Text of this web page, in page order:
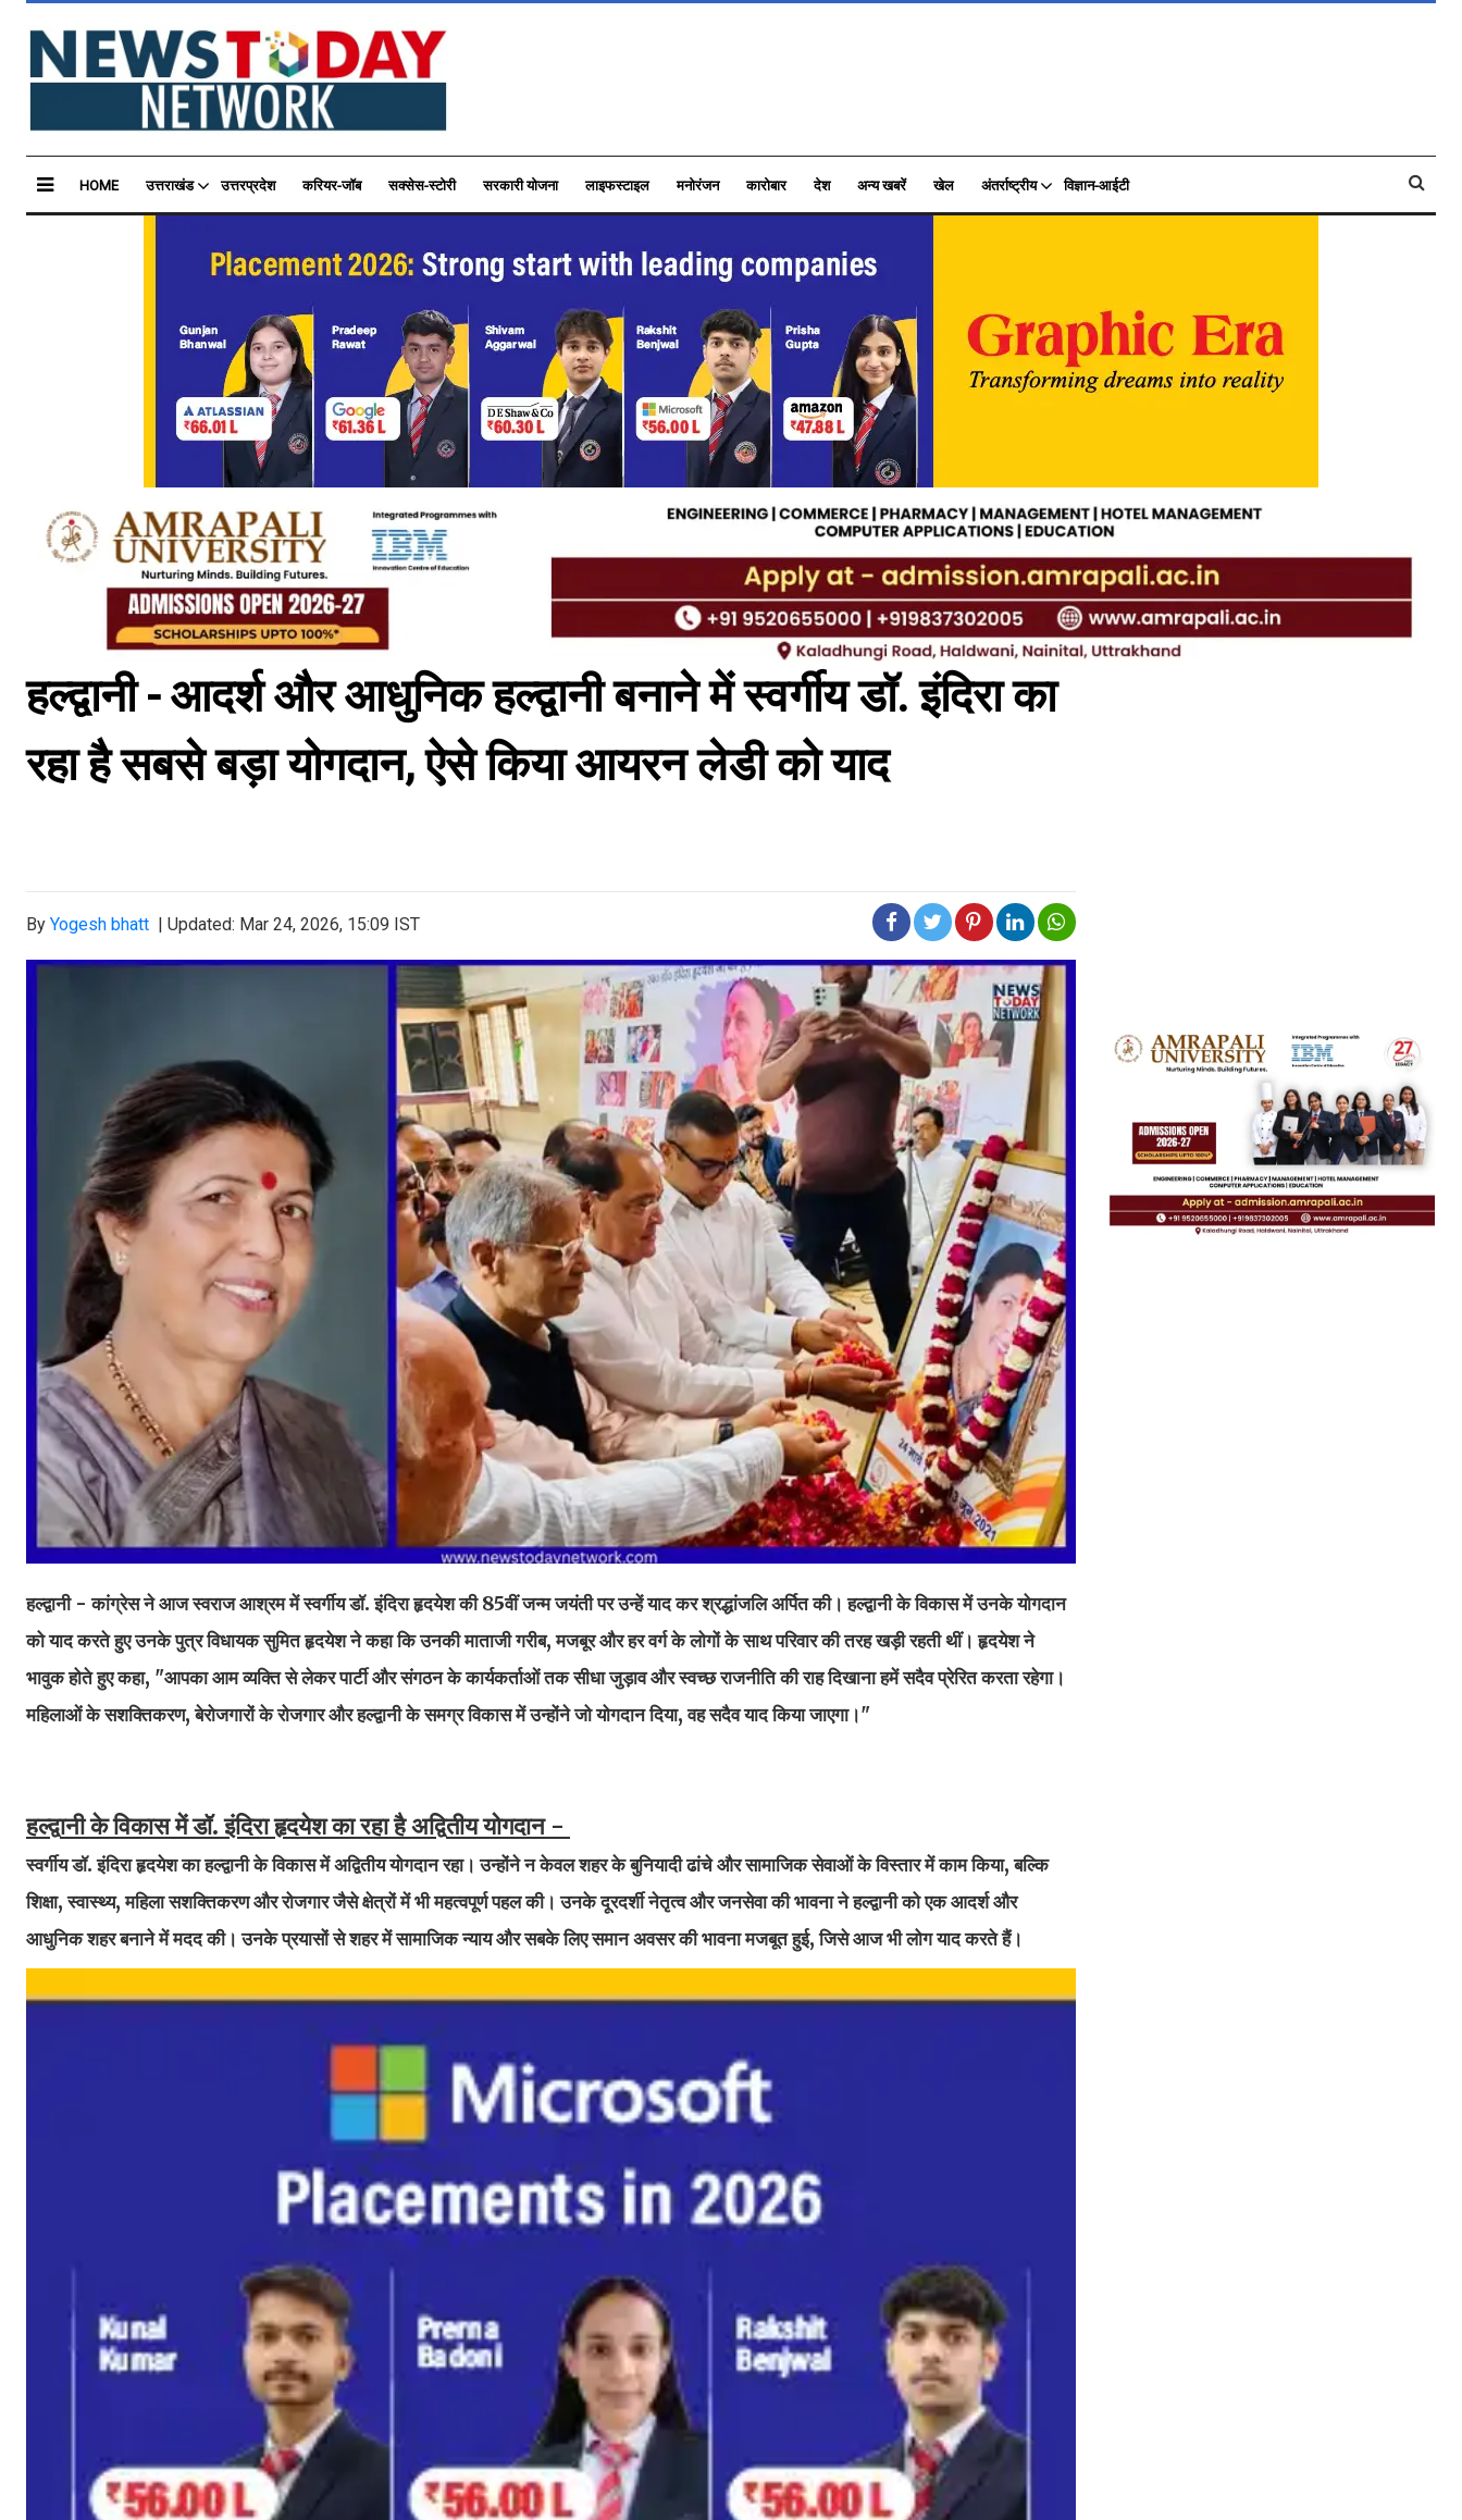
HOME उत्तराखंड उत्तरप्रदेश करियर-जॉब सक्सेस-स्टोरी सरकारी योजना लाइफस्टाइल मनोरंजन कारोबार देश अन्य खबरें खेल अंतर्राष्ट्रीय विज्ञान-आईटी
हल्द्वानी - आदर्श और आधुनिक हल्द्वानी बनाने में स्वर्गीय डॉ. इंदिरा का
रहा है सबसे बड़ा योगदान, ऐसे किया आयरन लेडी को याद
By Yogesh bhatt | Updated: Mar 24, 2026, 15:09 IST
हल्द्वानी - कांग्रेस ने आज स्वराज आश्रम में स्वर्गीय डॉ. इंदिरा हृदयेश की 85वीं जन्म जयंती पर उन्हें याद कर श्रद्धांजलि अर्पित की। हल्द्वानी के विकास में उनके योगदान
को याद करते हुए उनके पुत्र विधायक सुमित हृदयेश ने कहा कि उनकी माताजी गरीब, मजबूर और हर वर्ग के लोगों के साथ परिवार की तरह खड़ी रहती थीं। हृदयेश ने
भावुक होते हुए कहा, "आपका आम व्यक्ति से लेकर पार्टी और संगठन के कार्यकर्ताओं तक सीधा जुड़ाव और स्वच्छ राजनीति की राह दिखाना हमें सदैव प्रेरित करता रहेगा।
महिलाओं के सशक्तिकरण, बेरोजगारों के रोजगार और हल्द्वानी के समग्र विकास में उन्होंने जो योगदान दिया, वह सदैव याद किया जाएगा।"
हल्द्वानी के विकास में डॉ. इंदिरा हृदयेश का रहा हैअद्वितीययोगदान -
स्वर्गीय डॉ. इंदिरा हृदयेश का हल्द्वानी के विकास में अद्वितीय योगदान रहा। उन्होंने न केवल शहर के बुनियादी ढांचे और सामाजिक सेवाओं के विस्तार में काम किया, बल्कि
शिक्षा, स्वास्थ्य, महिला सशक्तिकरण और रोजगार जैसे क्षेत्रों में भी महत्वपूर्ण पहल की। उनके दूरदर्शी नेतृत्व और जनसेवा की भावना ने हल्द्वानी को एक आदर्श और
आधुनिक शहर बनाने में मदद की। उनके प्रयासों से शहर में सामाजिक न्याय और सबके लिए समान अवसर की भावना मजबूत हुई, जिसे आज भी लोग याद करते हैं।